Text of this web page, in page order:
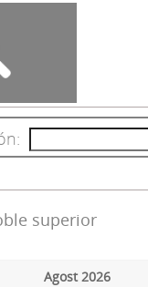
superior
Agost 2026